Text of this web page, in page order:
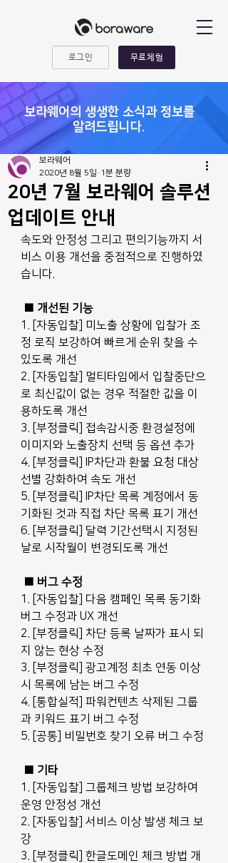
로그인 무료체험
​보라웨어의 생생한 소식과 정보를
알려드립니다.
20년 7월 보라웨어 솔루션
업데이트 안내
보라웨어
2020년 8월 5일 1분 분량
속도와 안정성 그리고 편의기능까지 서
비스 이용 개선을 중점적으로 진행하였
습니다.
■ 개선된 기능
1. [자동입찰] 미노출 상황에 입찰가 조
정 로직 보강하여 빠르게 순위 찾을 수
있도록 개선
2. [자동입찰] 멀티타임에서 입찰중단으
로 최신값이 없는 경우 적절한 값을 이
용하도록 개선
3. [부정클릭] 접속감시중 환경설정에
이미지와 노출장치 선택 등 옵션 추가
4. [부정클릭] IP차단과 환불 요청 대상
선별 강화하여 속도 개선
5. [부정클릭] IP차단 목록 계정에서 동
기화된 것과 직접 차단 목록 표기 개선
6. [부정클릭] 달력 기간선택시 지정된
날로 시작월이 변경되도록 개선
■ 버그 수정
1. [자동입찰] 다음 캠페인 목록 동기화
버그 수정과 UX 개선
2. [부정클릭] 차단 등록 날짜가 표시 되
지 않는 현상 수정
3. [부정클릭] 광고계정 최초 연동 이상
시 목록에 남는 버그 수정
4. [통합실적] 파워컨텐츠 삭제된 그룹
과 키워드 표기 버그 수정
5. [공통] 비밀번호 찾기 오류 버그 수정
■ 기타
1. [자동입찰] 그룹체크 방법 보강하여
운영 안정성 개선
2. [자동입찰] 서비스 이상 발생 체크 보
강
3. [부정클릭] 한글도메인 체크 방법 개